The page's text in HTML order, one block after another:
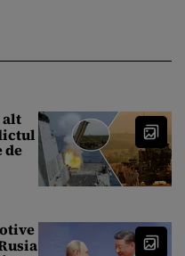
alt
de